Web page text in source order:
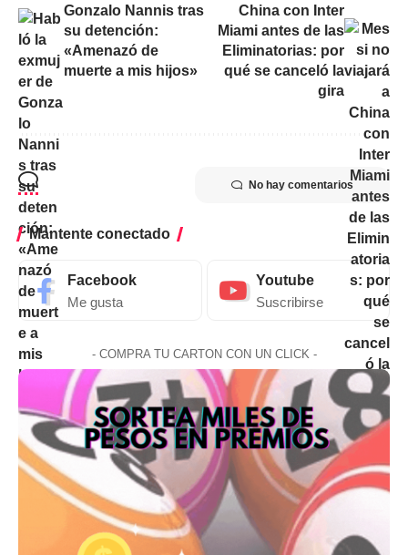
Gonzalo Nannis tras
su detención:
«Amenazó de
muerte a mis hijos»
China con Inter
Miami antes de las
Eliminatorias: por
qué se canceló la
gira
No hay comentarios
Mantente conectado
Facebook
Me gusta
Youtube
Suscribirse
- COMPRA TU CARTON CON UN CLICK -